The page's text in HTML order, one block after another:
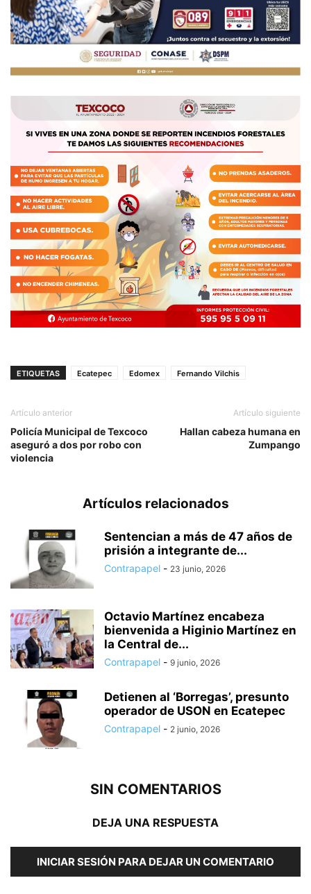
ETIQUETAS Ecatepec Edomex Fernando Vilchis
Artículo anterior
Policía Municipal de Texcoco
aseguró a dos por robo con
violencia
Artículo siguiente
Hallan cabeza humana en
Zumpango
Artículos relacionados
Sentencian a más de 47 años de
prisión a integrante de...
Contrapapel - 23 junio, 2026
Octavio Martínez encabeza
bienvenida a Higinio Martínez en
la Central de...
Contrapapel - 9 junio, 2026
Detienen al ‘Borregas’, presunto
operador de USON en Ecatepec
Contrapapel - 2 junio, 2026
SIN COMENTARIOS
DEJA UNA RESPUESTA
INICIAR SESIÓN PARA DEJAR UN COMENTARIO